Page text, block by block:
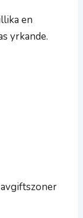
en
yrkande.